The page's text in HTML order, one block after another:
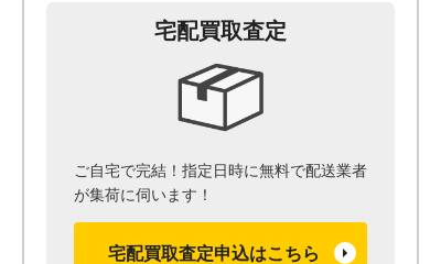
宅配買取査定
ご自宅で完結！指定日時に無料で配送業者
が集荷に伺います！
宅配買取査定申込はこちら